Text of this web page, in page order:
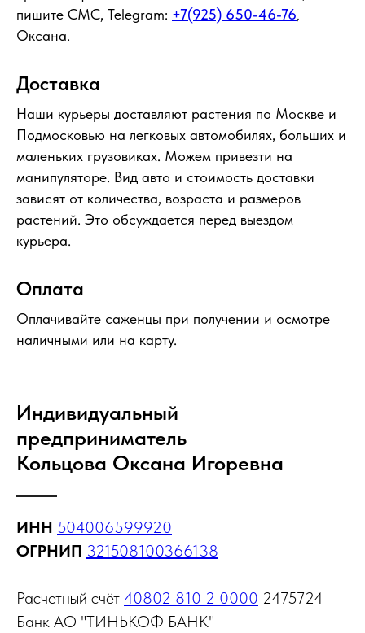
пишите СМС, Telegram: +7(925) 650-46-76,
Оксана.
Доставка
Наши курьеры доставляют растения по Москве и
Подмосковью на легковых автомобилях, больших и
маленьких грузовиках. Можем привезти на
манипуляторе. Вид авто и стоимость доставки
зависят от количества, возраста и размеров
растений. Это обсуждается перед выездом
курьера.
Оплата
Оплачивайте саженцы при получении и осмотре
наличными или на карту.
Индивидуальный
предприниматель
Кольцова Оксана Игоревна
ИНН 504006599920
ОГРНИП 321508100366138
Расчетный счёт 40802 810 2 0000 2475724
Банк АО "ТИНЬКОФ БАНК"